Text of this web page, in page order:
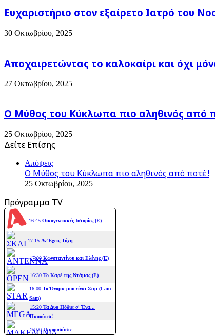
Ευχαριστήριο στον εξαίρετο Ιατρό του
30 Οκτωβρίου, 2025
Αποχαιρετώντας το καλοκαίρι και όχι
27 Οκτωβρίου, 2025
Ο Μύθος του Κύκλωπα πιο αληθινός από
25 Οκτωβρίου, 2025
Δείτε Επίσης
Απόψεις
Ο Μύθος του Κύκλωπα πιο αληθινός από ποτέ !
25 Οκτωβρίου, 2025
Πρόγραμμα TV